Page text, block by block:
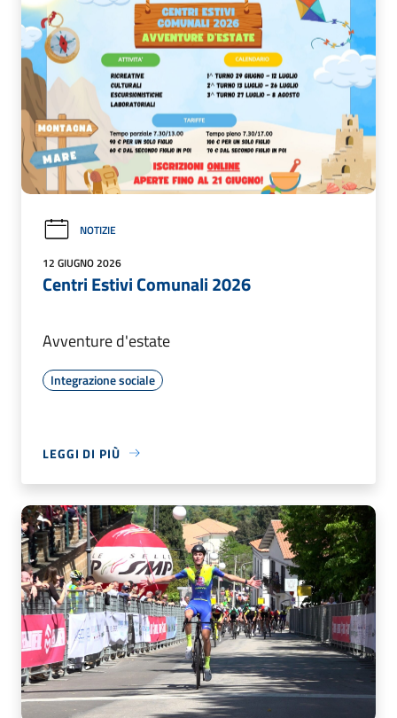
NOTIZIE
12 GIUGNO 2026
Centri Estivi Comunali 2026
Avventure d'estate
Integrazione sociale
LEGGI DI PIÙ